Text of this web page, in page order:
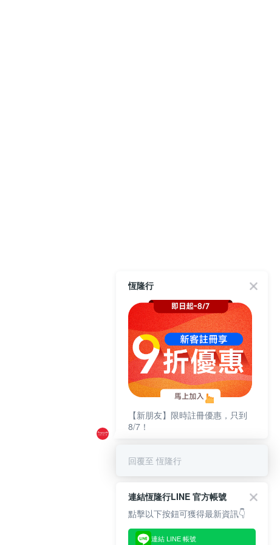
恆隆行
【新朋友】限時註冊優惠，只到
8/7！
回覆至 恆隆行
連結恆隆行LINE 官方帳號
點擊以下按鈕可獲得最新資訊👇
連結 LINE 帳號